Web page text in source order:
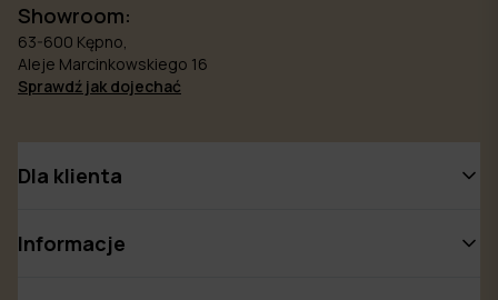
Showroom:
63-600 Kępno,
Aleje Marcinkowskiego 16
Sprawdź jak dojechać
Dla klienta
Informacje